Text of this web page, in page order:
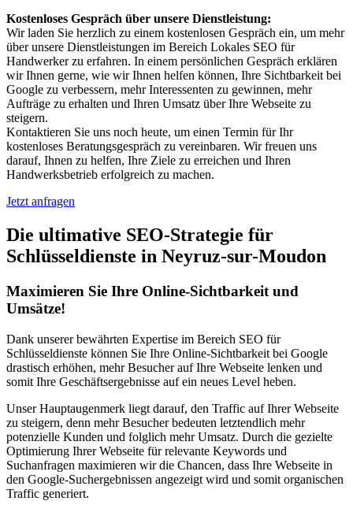
Kostenloses Gespräch über unsere Dienstleistung:
Wir laden Sie herzlich zu einem kostenlosen Gespräch ein, um mehr
über unsere Dienstleistungen im Bereich Lokales SEO für
Handwerker zu erfahren. In einem persönlichen Gespräch erklären
wir Ihnen gerne, wie wir Ihnen helfen können, Ihre Sichtbarkeit bei
Google zu verbessern, mehr Interessenten zu gewinnen, mehr
Aufträge zu erhalten und Ihren Umsatz über Ihre Webseite zu
steigern.
Kontaktieren Sie uns noch heute, um einen Termin für Ihr
kostenloses Beratungsgespräch zu vereinbaren. Wir freuen uns
darauf, Ihnen zu helfen, Ihre Ziele zu erreichen und Ihren
Handwerksbetrieb erfolgreich zu machen.
Jetzt anfragen
Die ultimative SEO-Strategie für
Schlüsseldienste in Neyruz-sur-Moudon
Maximieren Sie Ihre Online-Sichtbarkeit und
Umsätze!
Dank unserer bewährten Expertise im Bereich SEO für
Schlüsseldienste können Sie Ihre Online-Sichtbarkeit bei Google
drastisch erhöhen, mehr Besucher auf Ihre Webseite lenken und
somit Ihre Geschäftsergebnisse auf ein neues Level heben.
Unser Hauptaugenmerk liegt darauf, den Traffic auf Ihrer Webseite
zu steigern, denn mehr Besucher bedeuten letztendlich mehr
potenzielle Kunden und folglich mehr Umsatz. Durch die gezielte
Optimierung Ihrer Webseite für relevante Keywords und
Suchanfragen maximieren wir die Chancen, dass Ihre Webseite in
den Google-Suchergebnissen angezeigt wird und somit organischen
Traffic generiert.